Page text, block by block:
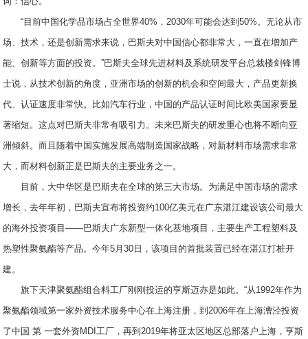
“目前中国化学品市场占全世界40%，2030年可能会达到50%。无论从市
场、技术，还是创新需求来说，巴斯夫对中国信心都非常大，一直在增加产
能、创新等方面的投资。”巴斯夫全球先进材料及系统研发平台总裁楼剑锋博
士说，从技术创新的角度，亚洲市场的创新的机会和空间最大，产品更新换
代、认证速度非常快。比如汽车行业，中国的产品认证时间比欧美国家要显
著缩短。这点对巴斯夫非常有吸引力。未来巴斯夫的研发重心也将不断向亚
洲倾斜。而且随着中国实施发展高端制造国家战略，对新材料市场需求非常
大，而材料创新正是巴斯夫的主要业务之一。
目前，大中华区是巴斯夫在全球的第三大市场。为满足中国市场的需求
增长，去年年初，巴斯夫宣布将投资约100亿美元在广东湛江建设该公司最大
的海外投资项目——巴斯夫广东新型一体化基地项目，主要生产工程塑料及
热塑性聚氨酯等产品。今年5月30日，该项目的首批装置已经在湛江打桩开
建。
旗下天津聚氨酯组合料工厂刚刚投运的亨斯迈亦是如此。“从1992年作为
聚氨酯领域第一家外资技术服务中心在上海注册，到2006年在上海漕泾投资
了中国 第 一套外资MDI工厂，再到2019年将亚太区地区总部落户上海，亨斯